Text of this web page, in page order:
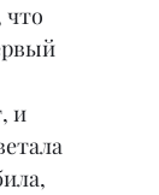
что
и